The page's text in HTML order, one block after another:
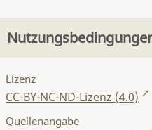
Lizenz
CC-BY-NC-ND-Lizenz (4.0)
Quellenangabe